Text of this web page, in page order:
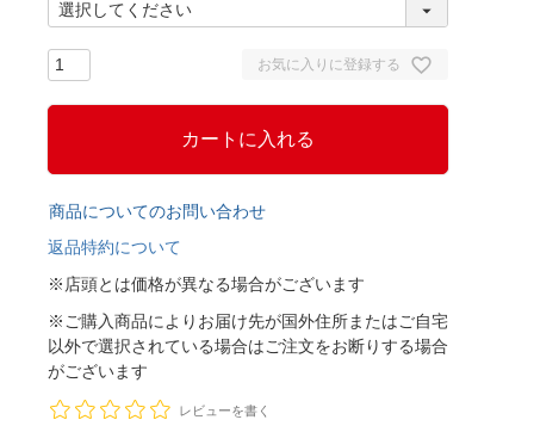
お気に入りに登録する
カートに入れる
商品についてのお問い合わせ
返品特約について
※店頭とは価格が異なる場合がございます
※ご購入商品によりお届け先が国外住所またはご自宅
以外で選択されている場合はご注文をお断りする場合
がございます
レビューを書く